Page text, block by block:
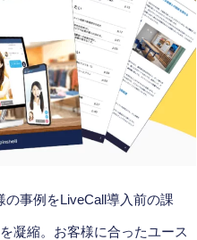
事例をLiveCall導入前の課
凝縮。お客様に合ったユース